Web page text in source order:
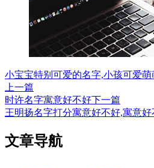
小宝宝特别可爱的名字,小孩可爱
上一篇
时许名字寓意好不好下一篇
王明扬名字打分寓意好不好,寓意好
文章导航